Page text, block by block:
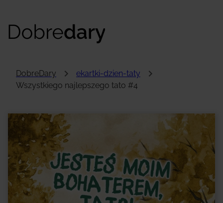
DobreDary
ekartki-dzien-taty
Wszystkiego najlepszego tato #4
To przykładowa treść kartki, którą samodzielnie
uzupełnisz. To tutaj zobaczysz słowa, które
wypłyną prosto z Twojego serca!